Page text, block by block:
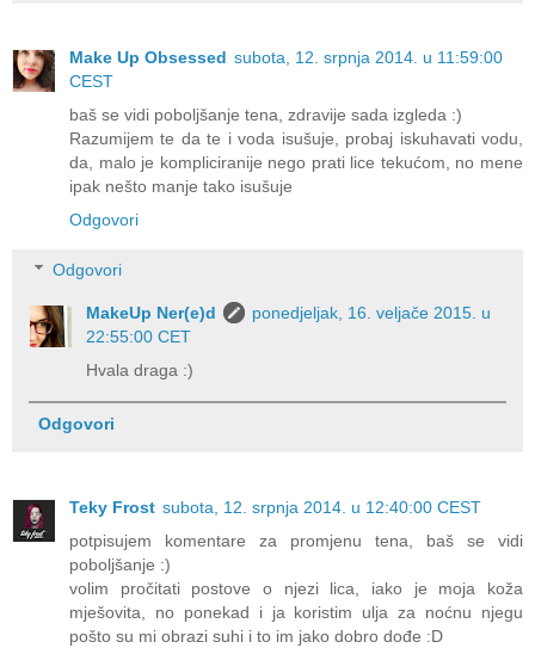
Make Up Obsessed subota, 12. srpnja 2014. u 11:59:00
CEST
baš se vidi poboljšanje tena, zdravije sada izgleda :)
Razumijem te da te i voda isušuje, probaj iskuhavati vodu,
da, malo je kompliciranije nego prati lice tekućom, no mene
ipak nešto manje tako isušuje
Odgovori
Odgovori
MakeUp Ner(e)d
ponedjeljak, 16. veljače 2015. u
22:55:00 CET
Hvala draga :)
Odgovori
Teky Frost subota, 12. srpnja 2014. u 12:40:00 CEST
potpisujem komentare za promjenu tena, baš se vidi
poboljšanje :)
volim pročitati postove o njezi lica, iako je moja koža
mješovita, no ponekad i ja koristim ulja za noćnu njegu
pošto su mi obrazi suhi i to im jako dobro dođe :D